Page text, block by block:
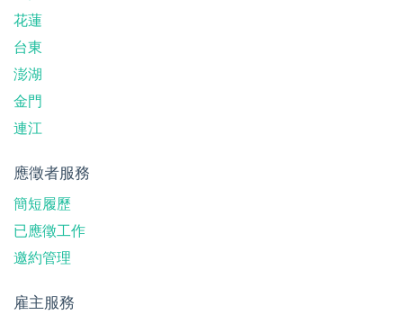
花蓮
台東
澎湖
金門
連江
應徵者服務
簡短履歷
已應徵工作
邀約管理
雇主服務